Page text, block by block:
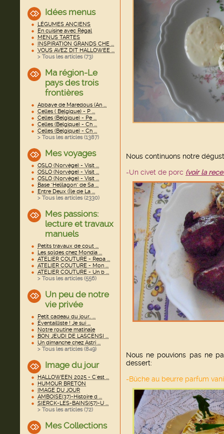
Idées menus
LÉGUMES ANCIENS
En cuisine avec Régal
MENUS TARTES
INSPIRATION GRANDS CHE ...
VOUS AVEZ DIT HALLOWEE ...
> Tous les articles (73)
Ma région-Le
pays des trois
frontières
Abbaye de Maredous (An ...
Celles ( Belgique) - P ...
Celles (Belgique) - Pe ...
Celles (Belgique) - Ch ...
Celles (Belgique) - Ch ...
> Tous les articles (1387)
Mes voyages
OSLO (Norvège) - Visit ...
OSLO (Norvège) - Visit ...
OSLO (Norvège) - Visit ...
Base "Helilagon" de Sa ...
Entre Deux (Île de La ...
> Tous les articles (2330)
Mes passions:
lecture et travaux
manuels
Petits travaux de cout ...
Les soldes chez Mondia ...
ATELIER COUTURE - Repa ...
ATELIER COUTURE - Mon ...
ATELIER COUTURE - Un b ...
> Tous les articles (556)
Un peu de notre
vie privée
Petit cadeau du jour.. ...
Éventailliste ! Je sui ...
Notre routine matinale
BON JEUDI DE L'ASCENSI ...
Un dimanche chez Astri ...
> Tous les articles (849)
Image du jour
HALLOWEEN 2025 - C'est ...
HUMOUR BRETON
IMAGE DU JOUR
AMBOISE(37)-Histoire d ...
SIERCK-LES-BAINS(57)-U ...
> Tous les articles (72)
Mes Collections
Nous continuons notre
-Un civet de porc (voir la
Nous ne pouvions pas ne
dessert:
-Bûche au beurre parfum